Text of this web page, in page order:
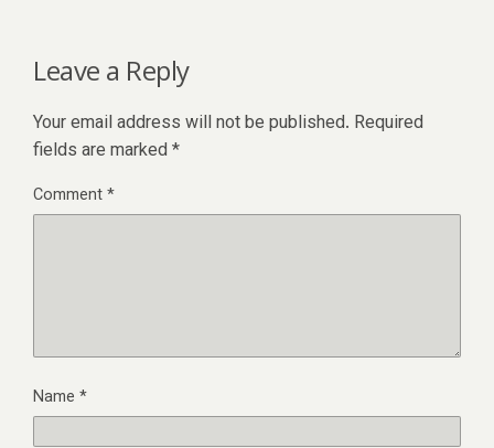
Leave a Reply
Your email address will not be published. Required
fields are marked *
Comment*
Name *